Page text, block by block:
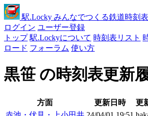
駅.Locky みんなでつくる鉄道時刻表
ログイン ユーザー登録
トップ 駅.Lockyについて 時刻表リスト
ロード フォーラム 使い方
黒笹 の時刻表更新
方面 更新日時
更